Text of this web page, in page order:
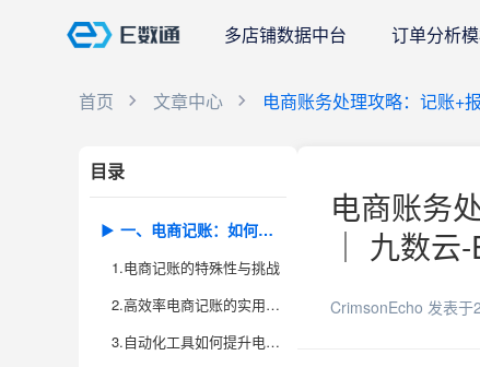
多店铺数据中台 订单分析
首页 文章中心 电商账务处理攻略：记账+
目录
一、电商记账：如何做到真实、精准、高效？
1.电商记账的特殊性与挑战
2.高效率电商记账的实用方法
3.自动化工具如何提升电商记账效率
电商账务
｜ 九数云
CrimsonEcho 发表于